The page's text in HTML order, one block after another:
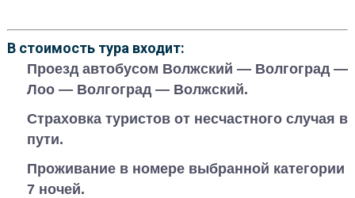
В стоимость тура входит:
Проезд автобусом Волжский — Волгоград —
Лоо — Волгоград — Волжский.
Страховка туристов от несчастного случая в
пути.
Проживание в номере выбранной категории
7 ночей.